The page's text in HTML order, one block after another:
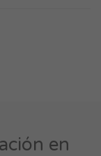
en